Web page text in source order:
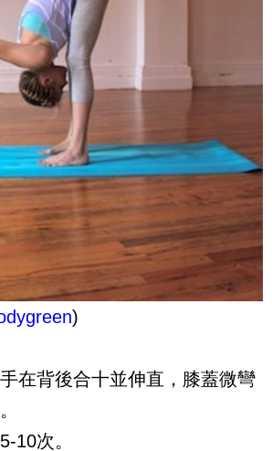
)
在背後合十並伸直，膝蓋微彎
10次。